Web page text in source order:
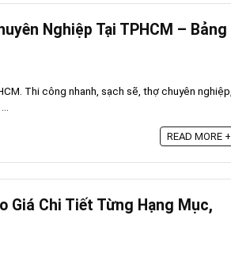
Nghiệp Tại TPHCM – Bảng
Thi công nhanh, sạch sẽ, thợ chuyên nghiệp,
READ MORE +
Giá Chi Tiết Từng Hạng Mục,